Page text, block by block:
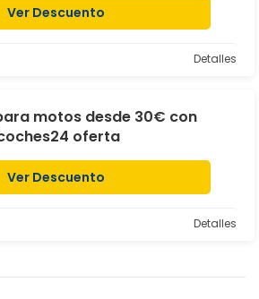
Ver Descuento
Detalles
motos desde 30€ con
oferta
Ver Descuento
Detalles